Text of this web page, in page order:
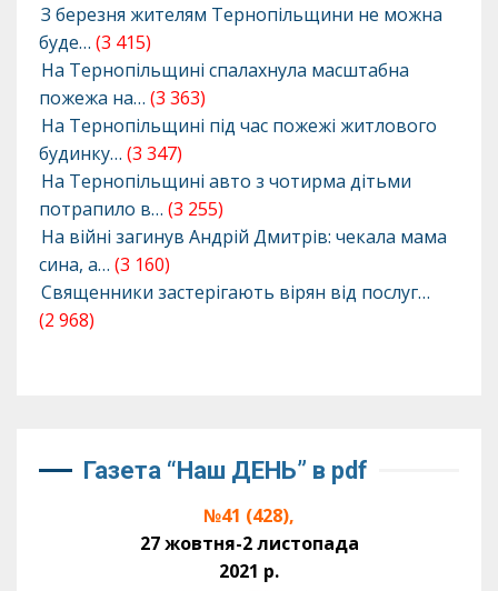
З березня жителям Тернопільщини не можна
буде… (3 415)
На Тернопільщині спалахнула масштабна
пожежа на… (3 363)
На Тернопільщині під час пожежі житлового
будинку… (3 347)
На Тернопільщині авто з чотирма дітьми
потрапило в… (3 255)
На війні загинув Андрій Дмитрів: чекала мама
сина, а… (3 160)
Священники застерігають вірян від послуг…
(2 968)
Газета “Наш ДЕНЬ” в pdf
№41 (428),
27 жовтня-2 листопада
2021 р.